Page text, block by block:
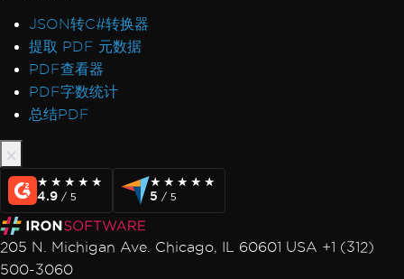
JSON转C#转换器
提取 PDF 元数据
PDF查看器
PDF字数统计
总结PDF
★★★★★
★★★★★
4.9 / 5
★★★★★
★★★★★
5 / 5
205 N. Michigan Ave. Chicago, IL 60601 USA +1 (312)
500-3060